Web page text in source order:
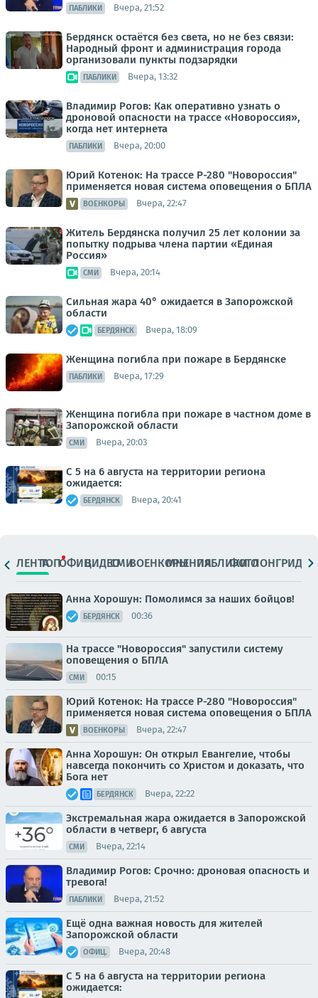
ПАБЛИКИ Вчера, 21:52
Бердянск остаётся без света, но не без связи:
Народный фронт и администрация города
организовали пункты подзарядки
ПАБЛИКИ Вчера, 13:32
Владимир Рогов: Как оперативно узнать о
дроновой опасности на трассе «Новороссия»,
когда нет интернета
ПАБЛИКИ Вчера, 20:00
Юрий Котенок: На трассе Р-280 "Новороссия"
применяется новая система оповещения о БПЛА
ВОЕНКОРЫ Вчера, 22:47
Житель Бердянска получил 25 лет колонии за
попытку подрыва члена партии «Единая
Россия»
СМИ Вчера, 20:14
Сильная жара 40° ожидается в Запорожской
области
БЕРДЯНСК Вчера, 18:09
Женщина погибла при пожаре в Бердянске
ПАБЛИКИ Вчера, 17:29
Женщина погибла при пожаре в частном доме в
Запорожской области
СМИ Вчера, 20:03
С 5 на 6 августа на территории региона
ожидается:
БЕРДЯНСК Вчера, 20:41
ЛЕНТАТОПОФИЦ.ВИДЕОСМИВОЕНКОРЫМНЕНИЯПАБЛИКИ
ФОТОЛОНГРИДЫ
Анна Хорошун: Помолимся за наших бойцов!
БЕРДЯНСК 00:36
На трассе "Новороссия" запустили систему
оповещения о БПЛА
СМИ 00:15
Юрий Котенок: На трассе Р-280 "Новороссия"
применяется новая система оповещения о БПЛА
ВОЕНКОРЫ Вчера, 22:47
Анна Хорошун: Он открыл Евангелие, чтобы
навсегда покончить со Христом и доказать, что
Бога нет
БЕРДЯНСК Вчера, 22:22
Экстремальная жара ожидается в Запорожской
области в четверг, 6 августа
СМИ Вчера, 22:14
Владимир Рогов: Срочно: дроновая опасность и
тревога!
ПАБЛИКИ Вчера, 21:52
Ещё одна важная новость для жителей
Запорожской области
ОФИЦ. Вчера, 20:48
С 5 на 6 августа на территории региона
ожидается: